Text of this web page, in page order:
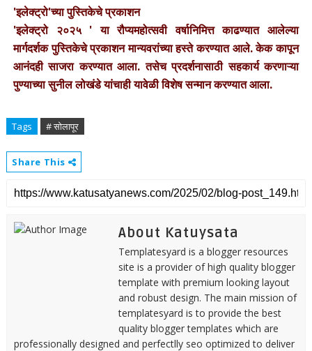
'इलेक्ट्रो'च्या पुस्तिकेचे प्रकाशन
'इलेक्ट्रो २०२५ ' या रौप्यमहोत्सवी वर्षानिमित्त काढण्यात आलेल्या
मार्गदर्शक पुस्तिकेचे प्रकाशन मान्यवरांच्या हस्ते करण्यात आले. केक कापून
आनंदही साजरा करण्यात आला. तसेच प्रदर्शनासाठी सहकार्य करणाऱ्या
पुण्याच्या सुनील लोखंडे यांचाही यावेळी विशेष सन्मान करण्यात आला.
Tags # सोलापूर
Share This
About Katuysata
Templatesyard is a blogger resources
site is a provider of high quality blogger
template with premium looking layout
and robust design. The main mission of
templatesyard is to provide the best
quality blogger templates which are
professionally designed and perfectlly seo optimized to deliver